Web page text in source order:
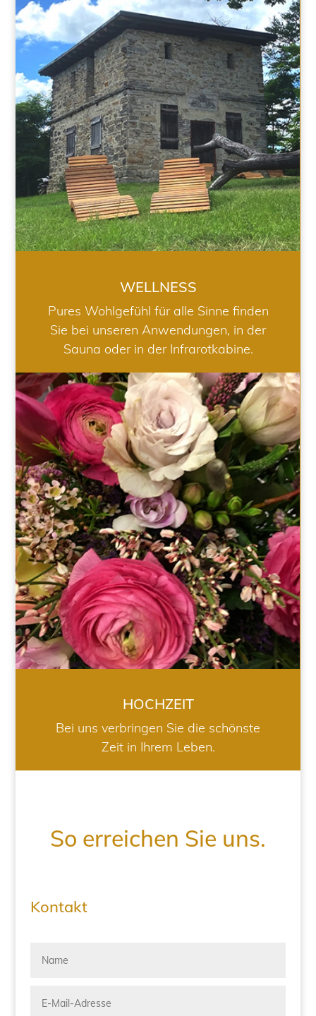
WELLNESS
WELLNESS
Pures Wohlgefühl für alle Sinne finden
Sie bei unseren Anwendungen, in der
Sauna oder in der Infrarotkabine.
HOCHZEIT
HOCHZEIT
Bei uns verbringen Sie die schönste
Zeit in Ihrem Leben.
So erreichen Sie uns.
Kontakt